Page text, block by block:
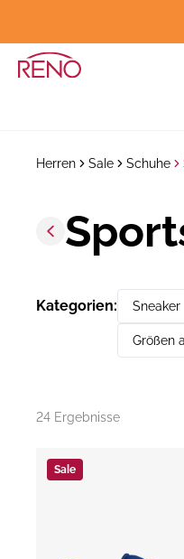
Herren Sale Schuhe
Kategorien: Sneaker
Größen
24 Ergebnisse
Sale